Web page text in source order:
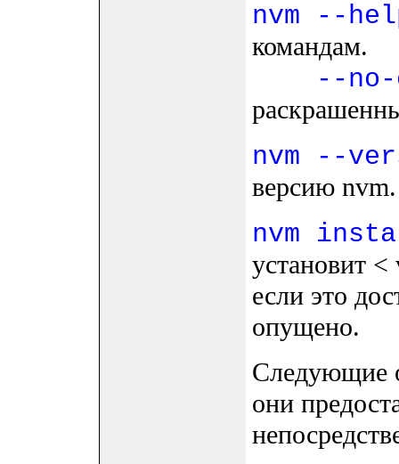
nvm --
командам.
--no-
nvm --
версию nvm.
nvm
установит
если это
опущено.
Следующие
они